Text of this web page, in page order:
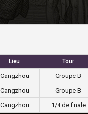
Lieu Tour
Cangzhou
Groupe B
Cangzhou
Groupe B
Cangzhou 1/4 de finale